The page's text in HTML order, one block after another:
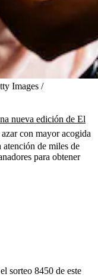
Images /
nueva edición de El
con mayor acogida
de miles de
para obtener
sorteo 8450 de este